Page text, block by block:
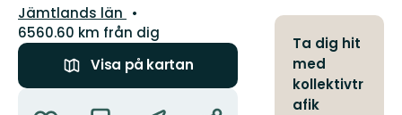
Län:
Jämtlands län
6560.60 km från dig
Visa på kartan
Ta dig hit
med
kollektivtr
afik